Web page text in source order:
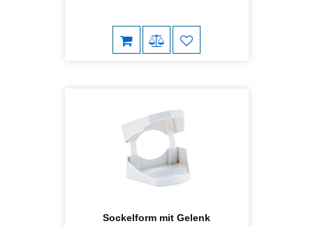
Sockelform mit Gelenk